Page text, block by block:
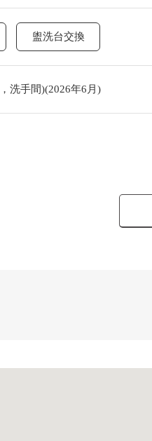
盥洗台交換
洗手間)(2026年6月)